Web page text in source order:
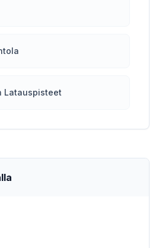
Latauspisteet